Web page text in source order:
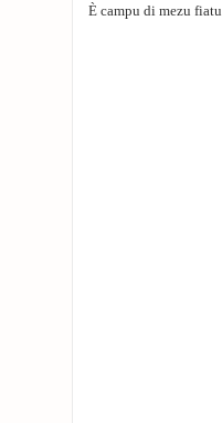
È campu di mezu fiatu